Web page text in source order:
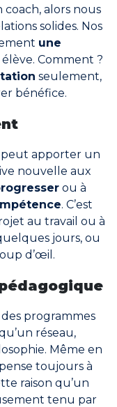
coach, alors nous
solides. Nos
une
Comment ?
seulement,
bénéfice.
peut apporter un
nouvelle aux
ou à
. C’est
au travail ou à
jours, ou
d’œil.
programmes
réseau,
Même en
toujours à
raison qu’un
tenu par